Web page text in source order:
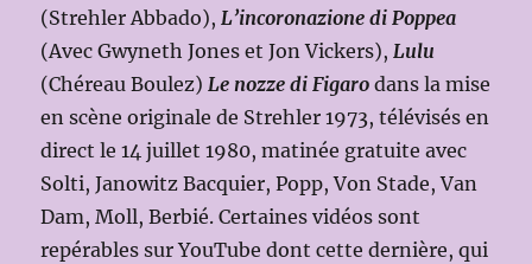
(Strehler Abbado),L’incoronazione di Poppea
(Avec Gwyneth Jones et Jon Vickers),Lulu
(Chéreau Boulez)Le nozze di Figaro dans la mise
en scène originale de Strehler 1973, télévisés en
direct le 14 juillet 1980, matinée gratuite avec
Solti, Janowitz Bacquier, Popp, Von Stade, Van
Dam, Moll, Berbié. Certaines vidéos sont
repérables sur YouTube dont cette dernière, qui